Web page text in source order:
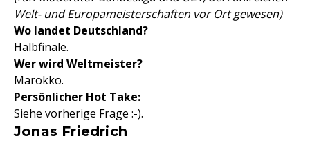
Welt- und Europameisterschaften vor Ort gewesen)
Wo landet Deutschland?
Halbfinale.
Wer wird Weltmeister?
Marokko.
Persönlicher Hot Take:
Siehe vorherige Frage :-).
Jonas Friedrich